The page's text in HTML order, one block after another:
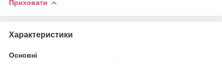
Приховати
Характеристики
Основні